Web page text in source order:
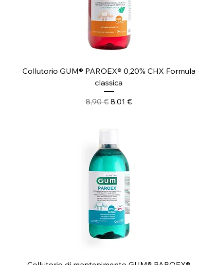
Collutorio GUM® PAROEX® 0,20% CHX Formula
classica
Prezzo regolare
8,90 €Prezzo scontato
8,01 €